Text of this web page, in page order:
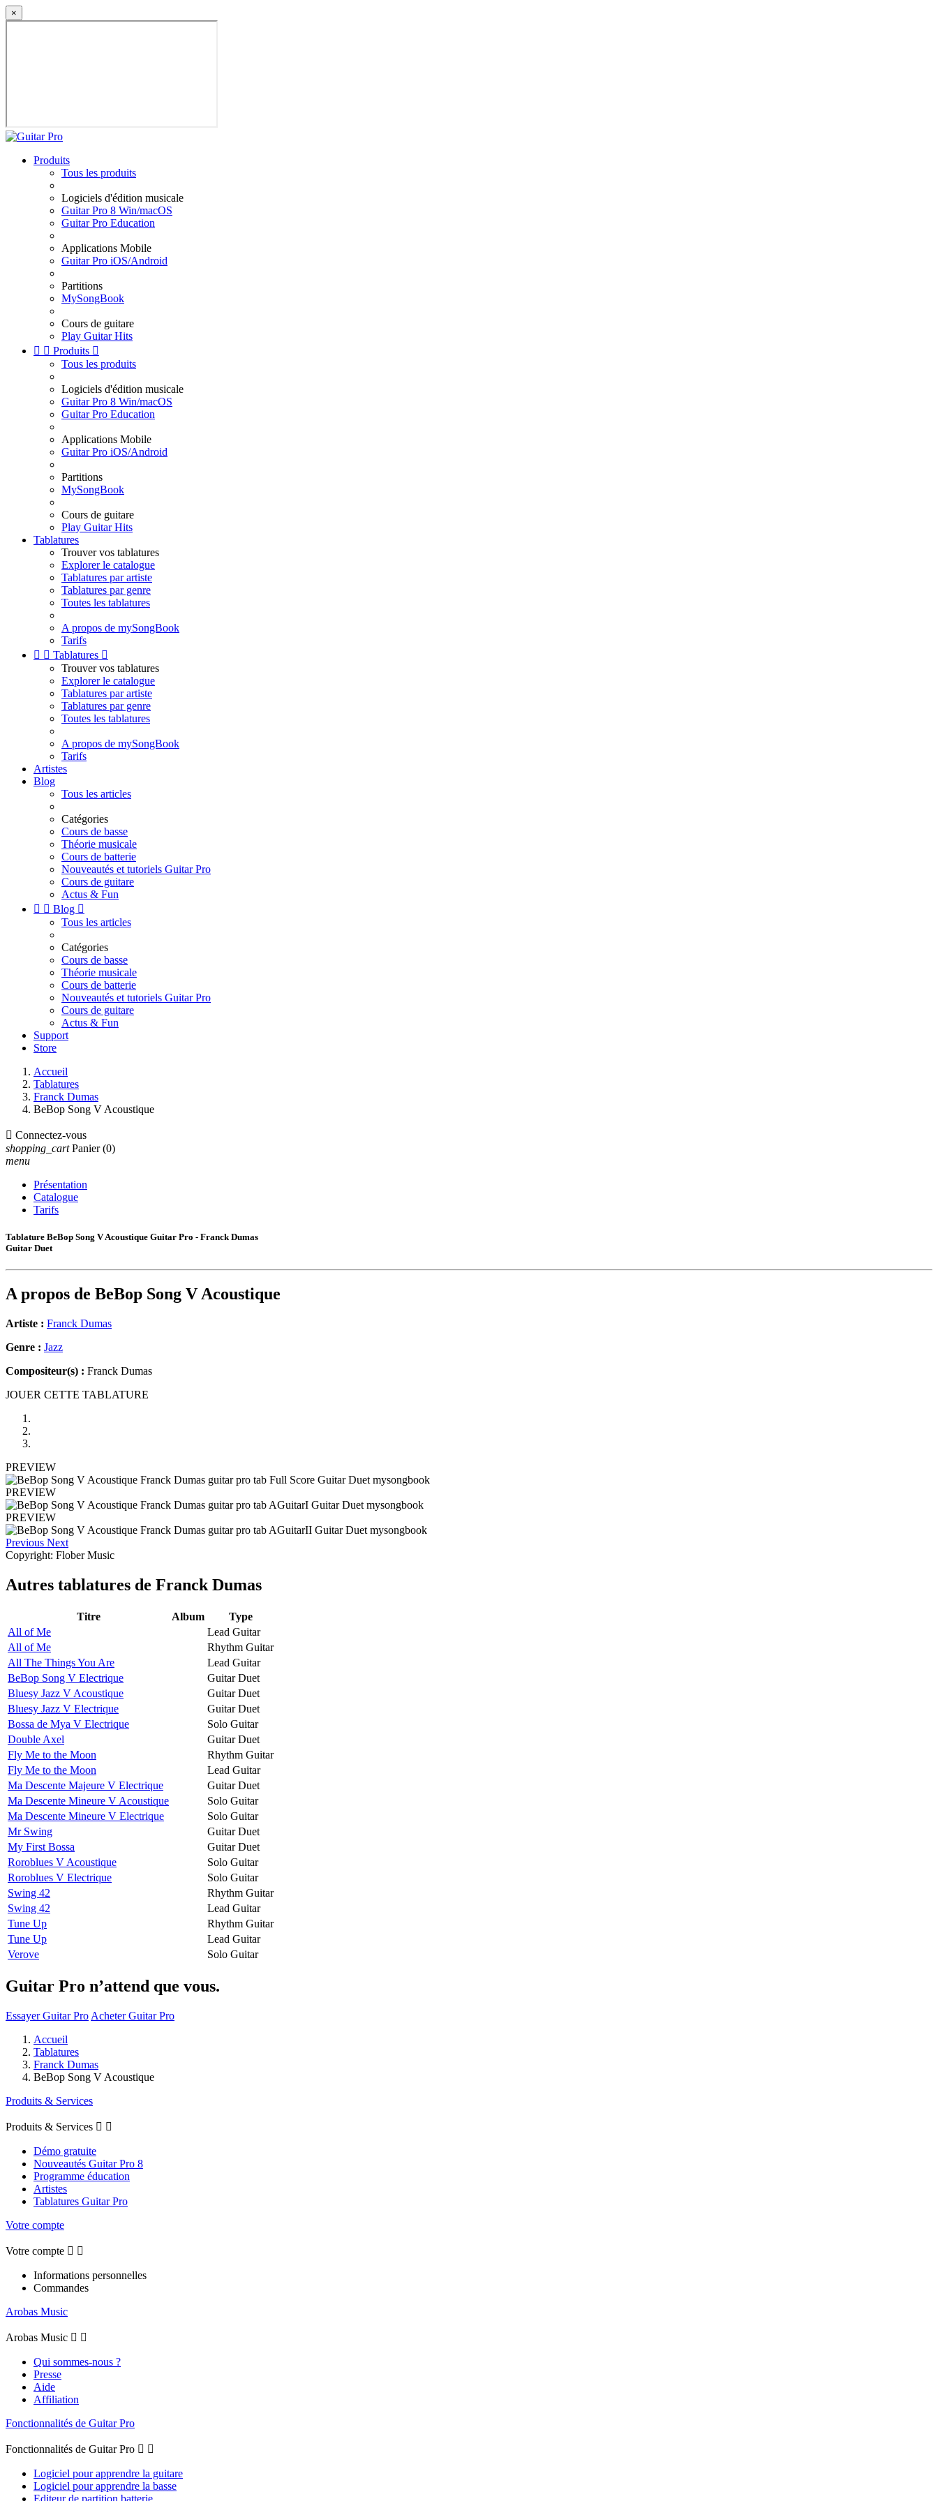
×
Produits
Tous les produits
Logiciels d'édition musicale
Guitar Pro 8 Win/macOS
Guitar Pro Education
Applications Mobile
Guitar Pro iOS/Android
Partitions
MySongBook
Cours de guitare
Play Guitar Hits
  Produits 
Tous les produits
Logiciels d'édition musicale
Guitar Pro 8 Win/macOS
Guitar Pro Education
Applications Mobile
Guitar Pro iOS/Android
Partitions
MySongBook
Cours de guitare
Play Guitar Hits
Tablatures
Trouver vos tablatures
Explorer le catalogue
Tablatures par artiste
Tablatures par genre
Toutes les tablatures
A propos de mySongBook
Tarifs
  Tablatures 
Trouver vos tablatures
Explorer le catalogue
Tablatures par artiste
Tablatures par genre
Toutes les tablatures
A propos de mySongBook
Tarifs
Artistes
Blog
Tous les articles
Catégories
Cours de basse
Théorie musicale
Cours de batterie
Nouveautés et tutoriels Guitar Pro
Cours de guitare
Actus & Fun
  Blog 
Tous les articles
Catégories
Cours de basse
Théorie musicale
Cours de batterie
Nouveautés et tutoriels Guitar Pro
Cours de guitare
Actus & Fun
Support
Store
Accueil
Tablatures
Franck Dumas
BeBop Song V Acoustique
 Connectez-vous
shopping_cart Panier (0)
menu
Présentation
Catalogue
Tarifs
Tablature BeBop Song V Acoustique Guitar Pro - Franck Dumas
Guitar Duet
A propos de BeBop Song V Acoustique
Artiste : Franck Dumas
Genre : Jazz
Compositeur(s) : Franck Dumas
JOUER CETTE TABLATURE
PREVIEW
PREVIEW
PREVIEW
Previous Next
Copyright: Flober Music
Autres tablatures de Franck Dumas
Titre Album
Type
All of Me
Lead Guitar
All of Me
Rhythm Guitar
All The Things You Are
Lead Guitar
BeBop Song V Electrique
Guitar Duet
Bluesy Jazz V Acoustique
Guitar Duet
Bluesy Jazz V Electrique
Guitar Duet
Bossa de Mya V Electrique
Solo Guitar
Double Axel
Guitar Duet
Fly Me to the Moon
Rhythm Guitar
Fly Me to the Moon
Lead Guitar
Ma Descente Majeure V Electrique
Guitar Duet
Ma Descente Mineure V Acoustique
Solo Guitar
Ma Descente Mineure V Electrique
Solo Guitar
Mr Swing
Guitar Duet
My First Bossa
Guitar Duet
Roroblues V Acoustique
Solo Guitar
Roroblues V Electrique
Solo Guitar
Swing 42
Rhythm Guitar
Swing 42
Lead Guitar
Tune Up
Rhythm Guitar
Tune Up
Lead Guitar
Verove
Solo Guitar
Guitar Pro n’attend que vous.
Essayer Guitar Pro Acheter Guitar Pro
Accueil
Tablatures
Franck Dumas
BeBop Song V Acoustique
Produits & Services
Produits & Services  
Démo gratuite
Nouveautés Guitar Pro 8
Programme éducation
Artistes
Tablatures Guitar Pro
Votre compte
Votre compte  
Informations personnelles
Commandes
Arobas Music
Arobas Music  
Qui sommes-nous ?
Presse
Aide
Affiliation
Fonctionnalités de Guitar Pro
Fonctionnalités de Guitar Pro  
Logiciel pour apprendre la guitare
Logiciel pour apprendre la basse
Editeur de partition batterie